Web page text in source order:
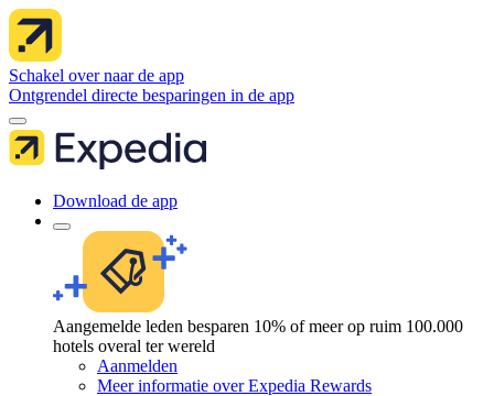
Schakel over naar de app
Ontgrendel directe besparingen in de app
Download de app
Aangemelde leden besparen 10% of meer op ruim 100.000
hotels overal ter wereld
Aanmelden
Meer informatie over Expedia Rewards